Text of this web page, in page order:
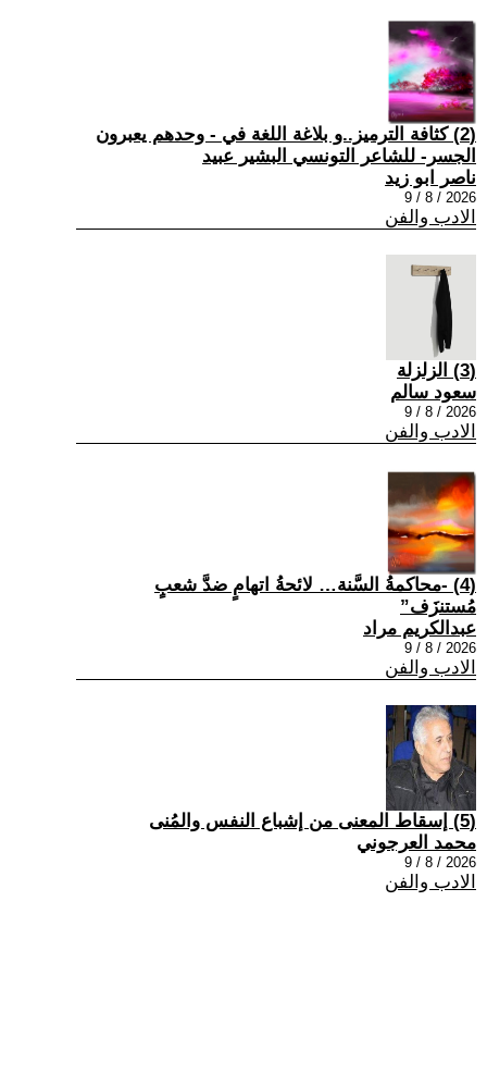
(2) كثافة الترميز..و بلاغة اللغة في - وحدهم يعبرون
الجسر- للشاعر التونسي البشير عبيد
ناصر ابو زيد
2026 / 8 / 9
الادب والفن
(3) الزلزلة
سعود سالم
2026 / 8 / 9
الادب والفن
(4) -محاكمةُ السَّنة… لائحةُ اتهامٍ ضدَّ شعبٍ
مُستنزَف”
عبدالكريم مراد
2026 / 8 / 9
الادب والفن
(5) إسقاط المعنى من إشباع النفس والمُنى
محمد العرجوني
2026 / 8 / 9
الادب والفن